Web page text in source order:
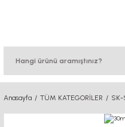
Anasayfa TÜM KATEGORİLER SK-